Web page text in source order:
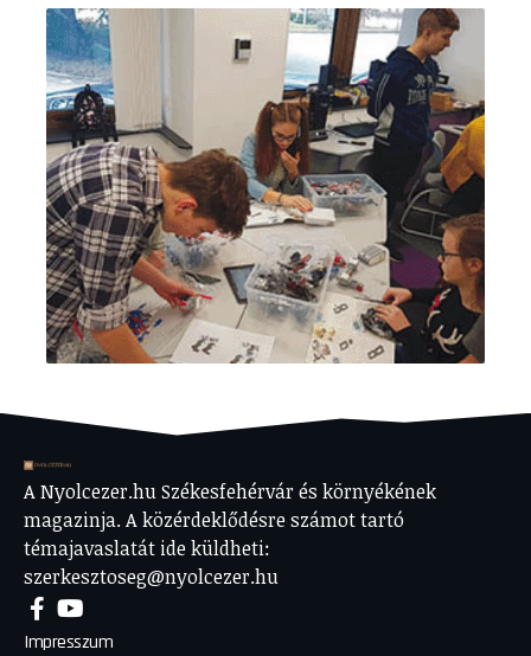
A Nyolcezer.hu Székesfehérvár és környékének
magazinja. A közérdeklődésre számot tartó
témajavaslatát ide küldheti:
szerkesztoseg@nyolcezer.hu
Impresszum